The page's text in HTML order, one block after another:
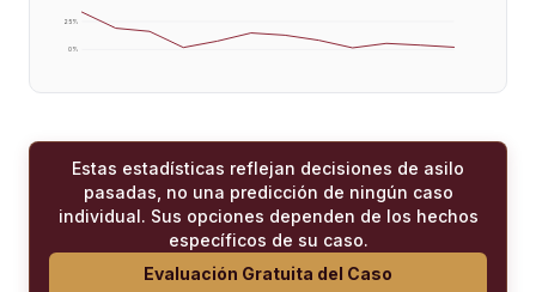
0%
25%
Estas estadísticas reflejan decisiones de asilo
pasadas, no una predicción de ningún caso
individual. Sus opciones dependen de los hechos
específicos de su caso.
Evaluación Gratuita del Caso